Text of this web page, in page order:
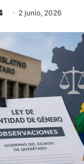
Send 2 junio, 2026